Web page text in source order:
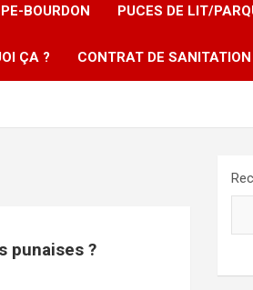
BOURDON PUCES DE LIT/
ÇA ? CONTRAT DE
punaises ?